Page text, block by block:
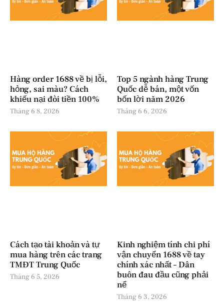
Hàng order 1688 về bị lỗi,
hỏng, sai màu? Cách
khiếu nại đòi tiền 100%
Tháng 6 8, 2026
Top 5 ngành hàng Trung
Quốc dễ bán, một vốn
bốn lời năm 2026
Tháng 6 6, 2026
Cách tạo tài khoản và tự
mua hàng trên các trang
TMĐT Trung Quốc
Tháng 6 5, 2026
Kinh nghiệm tính chi phí
vận chuyển 1688 về tay
chính xác nhất – Dân
buôn đau đầu cũng phải
nể
Tháng 6 3, 2026